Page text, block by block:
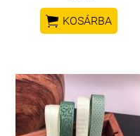
 KOSÁRBA